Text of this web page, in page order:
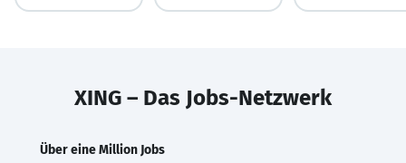
XING – Das Jobs-Netzwerk
Über eine Million Jobs